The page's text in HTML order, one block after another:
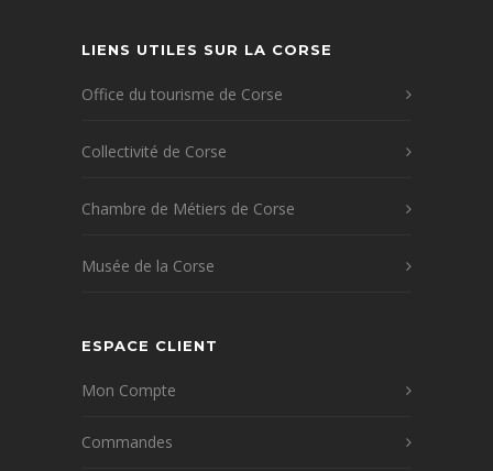
LIENS UTILES SUR LA CORSE
Office du tourisme de Corse
Collectivité de Corse
Chambre de Métiers de Corse
Musée de la Corse
ESPACE CLIENT
Mon Compte
Commandes